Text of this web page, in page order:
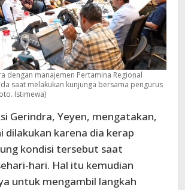
dengan manajemen Pertamina Regional
saat melakukan kunjunga bersama pengurus
Istimewa)
Gerindra, Yeyen, mengatakan,
dilakukan karena dia kerap
kondisi tersebut saat
hari. Hal itu kemudian
untuk mengambil langkah